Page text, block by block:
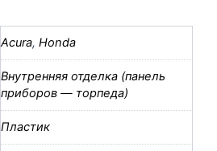
Acura, Honda
Внутренняя отделка (панель
приборов — торпеда)
Пластик